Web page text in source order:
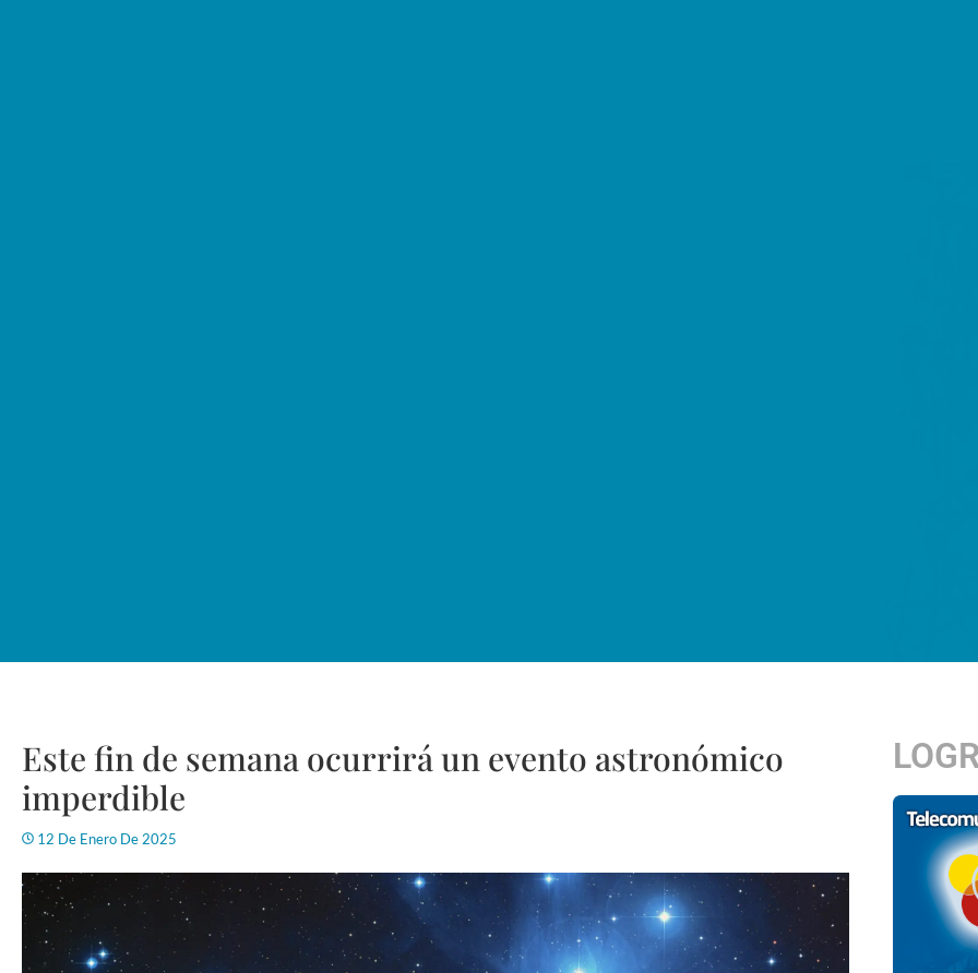
Este fin de semana ocurrirá un evento astronómico
imperdible
12 De Enero De 2025